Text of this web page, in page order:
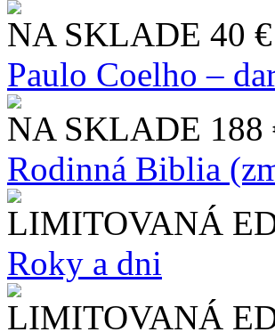
NA SKLADE 40 €
Paulo Coelho –
NA SKLADE 188
Rodinná Biblia
LIMITOVANÁ
Roky a dni
LIMITOVANÁ